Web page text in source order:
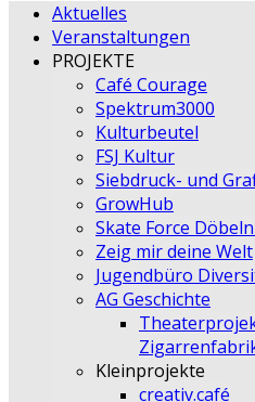
Aktuelles
Veranstaltungen
PROJEKTE
Café Courage
Spektrum3000
Kulturbeutel
FSJ Kultur
Siebdruck- und
GrowHub
Skate Force
Zeig mir deine Welt
Jugendbüro
AG Geschichte
Kleinprojekte
creativ.café